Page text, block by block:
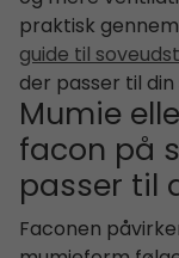
praktisk
guide til
der passer til din
Mumie
facon på
passer til
Faconen